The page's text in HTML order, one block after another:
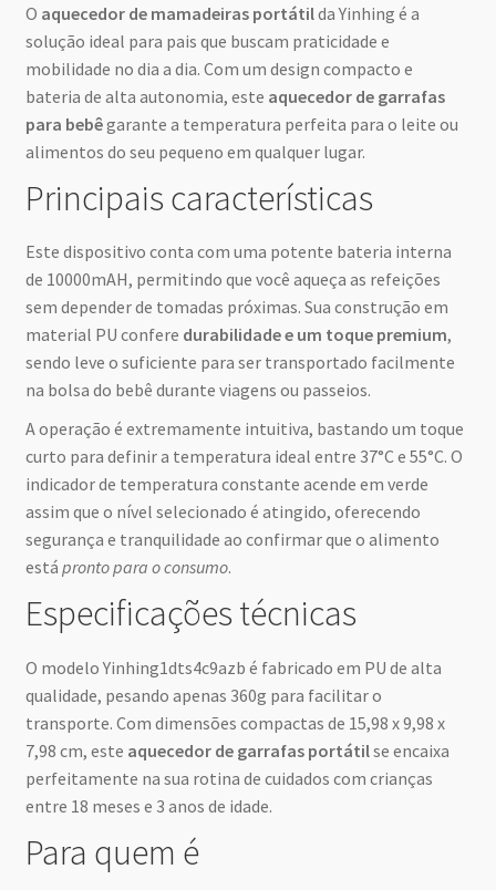
O aquecedor de mamadeiras portátilda Yinhing é a
solução ideal para pais que buscam praticidade e
mobilidade no dia a dia. Com um design compacto e
bateria de alta autonomia, este aquecedor de garrafas
para bebêgarante a temperatura perfeita para o leite ou
alimentos do seu pequeno em qualquer lugar.
Principais características
Este dispositivo conta com uma potente bateria interna
de 10000mAH, permitindo que você aqueça as refeições
sem depender de tomadas próximas. Sua construção em
material PU confere durabilidade e um toque premium,
sendo leve o suficiente para ser transportado facilmente
na bolsa do bebê durante viagens ou passeios.
A operação é extremamente intuitiva, bastando um toque
curto para definir a temperatura ideal entre 37°C e 55°C. O
indicador de temperatura constante acende em verde
assim que o nível selecionado é atingido, oferecendo
segurança e tranquilidade ao confirmar que o alimento
está pronto para o consumo.
Especificações técnicas
O modelo Yinhing1dts4c9azb é fabricado em PU de alta
qualidade, pesando apenas 360g para facilitar o
transporte. Com dimensões compactas de 15,98 x 9,98 x
7,98 cm, este aquecedor de garrafas portátilse encaixa
perfeitamente na sua rotina de cuidados com crianças
entre 18 meses e 3 anos de idade.
Para quem é